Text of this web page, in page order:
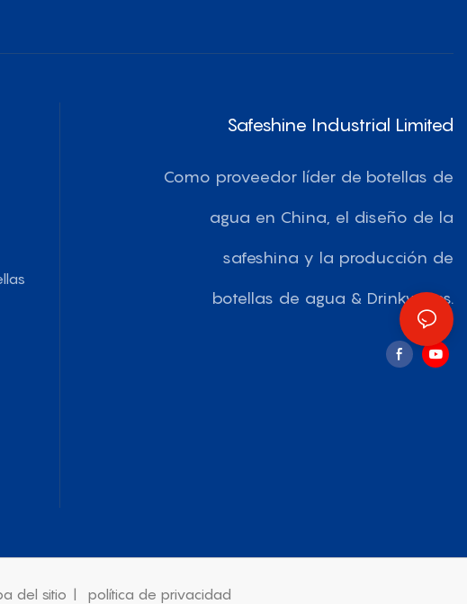
Safeshine Industrial Limited
Como proveedor líder de botellas de
agua en China, el diseño de la
safeshina y la producción de
botellas de agua & Drinkwares.
del sitio | política de privacidad